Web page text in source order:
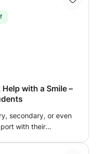
with a Smile –
secondary, or even
with their